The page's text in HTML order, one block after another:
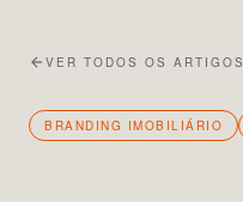
VER TODOS OS ARTIGOS
BRANDING IMOBILIÁRIO